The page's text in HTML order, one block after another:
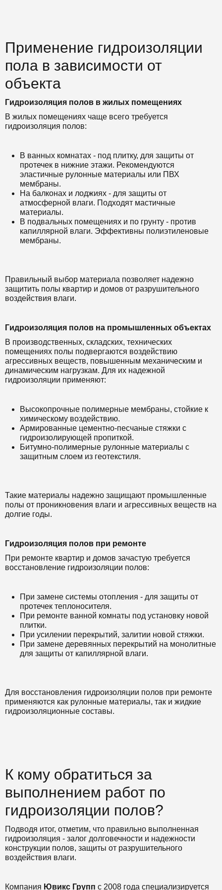
Применение гидроизоляции
пола в зависимости от
объекта
Гидроизоляция полов в жилых помещениях
В жилых помещениях чаще всего требуется
гидроизоляция полов:
В ванных комнатах - под плитку, для защиты от
протечек в нижние этажи. Рекомендуются
эластичные рулонные материалы или ПВХ
мембраны.
На балконах и лоджиях - для защиты от
атмосферной влаги. Подходят мастичные
материалы.
В подвальных помещениях и по грунту - против
капиллярной влаги. Эффективны полиэтиленовые
мембраны.
Правильный выбор материала позволяет надежно
защитить полы квартир и домов от разрушительного
воздействия влаги.
Гидроизоляция полов на промышленных объектах
В производственных, складских, технических
помещениях полы подвергаются воздействию
агрессивных веществ, повышенным механическим и
динамическим нагрузкам. Для их надежной
гидроизоляции применяют:
Высокопрочные полимерные мембраны, стойкие к
химическому воздействию.
Армированные цементно-песчаные стяжки с
гидроизолирующей пропиткой.
Битумно-полимерные рулонные материалы с
защитным слоем из геотекстиля.
Такие материалы надежно защищают промышленные
полы от проникновения влаги и агрессивных веществ на
долгие годы.
Гидроизоляция полов при ремонте
При ремонте квартир и домов зачастую требуется
восстановление гидроизоляции полов:
При замене системы отопления - для защиты от
протечек теплоносителя.
При ремонте ванной комнаты под установку новой
плитки.
При усилении перекрытий, залитии новой стяжки.
При замене деревянных перекрытий на монолитные
для защиты от капиллярной влаги.
Для восстановления гидроизоляции полов при ремонте
применяются как рулонные материалы, так и жидкие
гидроизоляционные составы.
К кому обратиться за
выполнением работ по
гидроизоляции полов?
Подводя итог, отметим, что правильно выполненная
гидроизоляция - залог долговечности и надежности
конструкции полов, защиты от разрушительного
воздействия влаги.
Компания Ювикс Групп с 2008 года специализируется